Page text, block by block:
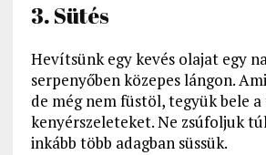
3. Sütés
Hevítsünk egy kevés olajat egy
serpenyőben közepes lángon.
de még nem füstöl, tegyük bele a
kenyérszeleteket. Ne zsúfoljuk
inkább több adagban süssük.